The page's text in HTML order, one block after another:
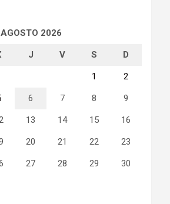
AGOSTO 2026
J V S D
1 2
6 7 8 9
13 14 15 16
20 21 22 23
27 28 29 30